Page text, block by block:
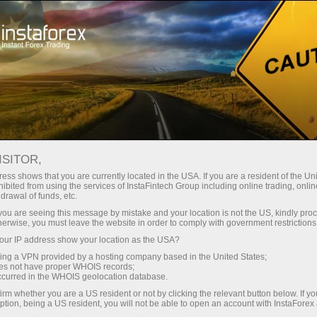
تاجروں کے لیے
تجارتی شرائط
انسٹا فاریکس کے ساتھ سیکیورٹی کا نظام
انسٹا فاریکس کے ساتھ
سیکیورٹی کا نظام
انسٹا فاریکس کے ساتھ اکاؤنٹ کھلواتے
ہیں آپ کو فوری طور پر آپ کے سسٹم اور
رقم کے حو الے سے ہر طرح کی ضمانت فراہم
کی جاتی ہے۔مزید برآں انسٹا فاریکس کی
shows that you are currently located in the USA. If you are a resident of the
from using the services of InstaFintech Group including online trading,
of funds, etc.
are seeing this message by mistake and your location is not the US, kindly
you must leave the website in order to comply with government
IP address show your location as the USA?
a VPN provided by a hosting company based in the United States;
not have proper WHOIS records;
in the WHOIS geolocation database.
whether you are a US resident or not by clicking the relevant button below. If
being a US resident, you will not be able to open an account with InstaForex